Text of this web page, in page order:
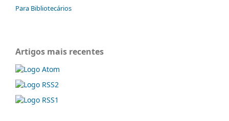
Para Bibliotecários
Artigos mais recentes